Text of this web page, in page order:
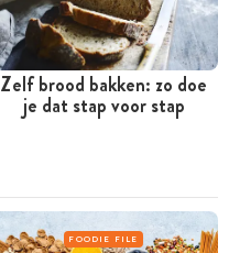
Zelf brood bakken: zo doe
je dat stap voor stap
FOODIE FILE